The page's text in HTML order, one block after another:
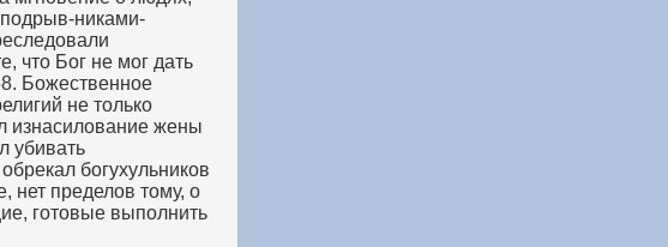
подрыв-никами-
что Бог не мог дать
Божественное
не только
изнасилование жены
убивать
богухульников
нет пределов тому, о
готовые выполнить